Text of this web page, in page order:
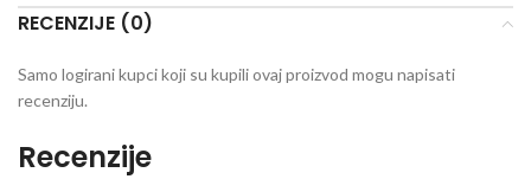
RECENZIJE (0)
Recenzije
Samo logirani kupci koji su kupili ovaj proizvod mogu napisati
recenziju.